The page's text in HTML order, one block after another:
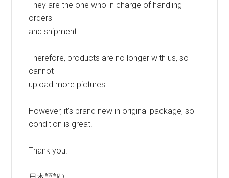
They are the one who in charge of handling
orders
and shipment.
Therefore, products are no longer with us, so I
cannot
upload more pictures.
However, it’s brand new in original package, so
condition is great.
Thank you.